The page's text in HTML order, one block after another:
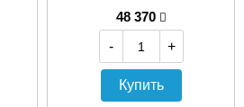
48 370
-
+
Купить